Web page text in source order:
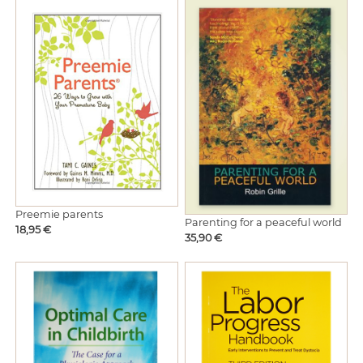
Preemie parents
Hinta
18,95 €
Parenting for a peaceful world
Hinta
35,90 €